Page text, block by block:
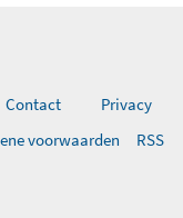
Contact
Privacy
voorwaarden
RSS